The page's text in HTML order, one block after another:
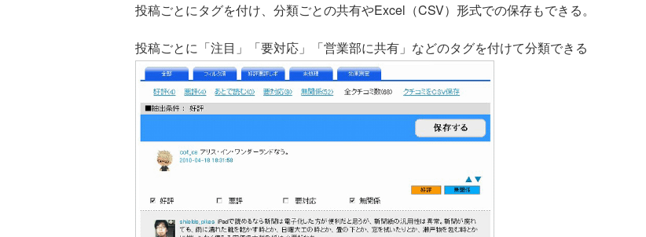
投稿ごとにタグを付け、分類ごとの共有やExcel（CSV）形式での保存もできる。
投稿ごとに「注目」「要対応」「営業部に共有」などのタグを付けて分類できる